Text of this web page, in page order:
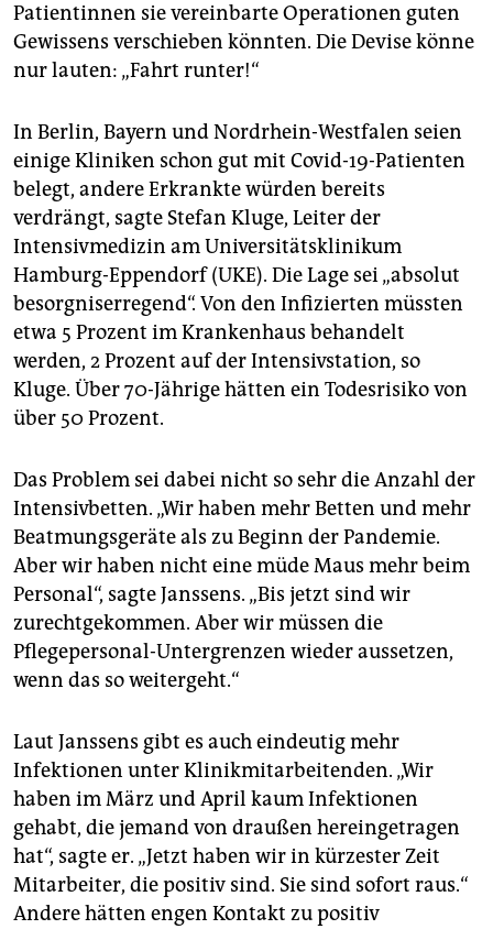
Patientinnen sie vereinbarte Operationen guten
Gewissens verschieben könnten. Die Devise könne
nur lauten: „Fahrt runter!“
In Berlin, Bayern und Nordrhein-Westfalen seien
einige Kliniken schon gut mit Covid-19-Patienten
belegt, andere Erkrankte würden bereits
verdrängt, sagte Stefan Kluge, Leiter der
Intensivmedizin am Universitätsklinikum
Hamburg-Eppendorf (UKE). Die Lage sei „absolut
besorgniserregend“. Von den Infizierten müssten
etwa 5 Prozent im Krankenhaus behandelt
werden, 2 Prozent auf der Intensivstation, so
Kluge. Über 70-Jährige hätten ein Todesrisiko von
über 50 Prozent.
Das Problem sei dabei nicht so sehr die Anzahl der
Intensivbetten. „Wir haben mehr Betten und mehr
Beatmungsgeräte als zu Beginn der Pandemie.
Aber wir haben nicht eine müde Maus mehr beim
Personal“, sagte Janssens. „Bis jetzt sind wir
zurechtgekommen. Aber wir müssen die
Pflegepersonal-Untergrenzen wieder aussetzen,
wenn das so weitergeht.“
Laut Janssens gibt es auch eindeutig mehr
Infektionen unter Klinikmitarbeitenden. „Wir
haben im März und April kaum Infektionen
gehabt, die jemand von draußen hereingetragen
hat“, sagte er. „Jetzt haben wir in kürzester Zeit
Mitarbeiter, die positiv sind. Sie sind sofort raus.“
Andere hätten engen Kontakt zu positiv